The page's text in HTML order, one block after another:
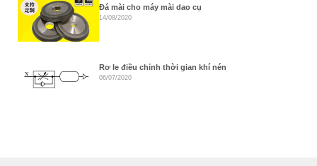
Đá mài cho máy mài dao cụ
14/08/2020
Rơ le điều chỉnh thời gian khí nén
06/07/2020